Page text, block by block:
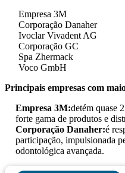
Empresa 3M
Corporação Danaher
Ivoclar Vivadent AG
Corporação GC
Spa Zhermack
Voco GmbH
Principais empresas com
Empresa 3M:detém quase
forte gama de produtos e
Corporação Danaher:é
participação, impulsionada
odontológica avançada.